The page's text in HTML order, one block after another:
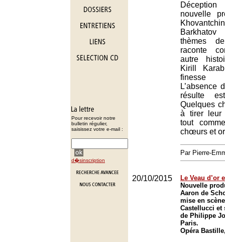
Pour recevoir notre
bulletin régulier,
saisissez votre e-mail :
d�sinscription
nouvelle
thèmes
raconte
autre
Kirill
finesse
L’absence
résulte
Quelques
à tirer leur
tout
chœurs et
Par Pierre-
20/10/2015
Le Veau d’or
Nouvelle
Aaron de
mise en
Castellucci et
de Philippe
Paris.
Opéra